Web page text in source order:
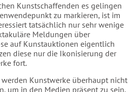
Kunstschaffenden es gelingen
zu markieren, ist im
tatsächlich nur sehr wenige
Meldungen über
auf Kunstauktionen eigentlich
diese nur die Ikonisierung der
fort.
Kunstwerke überhaupt nicht
um in den Medien präsent zu sein.